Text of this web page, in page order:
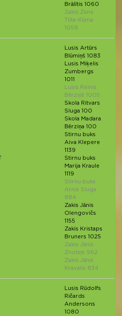
Brālītis 1060
Zakis Zane
Tilta-Kūma
1058
Lusis Artūrs
Blūmiņš 1083
Lusis Miķelis
Zumbergs
1011
Lusis Reinis
Bērziņš 1005
Skola Ritvars
Sluga 100
Skola Madara
Bērziņa 100
Stirnu buks
Aiva Klepere
1139
Stirnu buks
Marija Kraule
1119
Stirnu buks
Arnis Sluga
884
Zakis Jānis
Olengovičs
1155
Zakis Kristaps
Bruners 1025
Zakis Jānis
Znotiņš 962
Zakis Jānis
Kravalis 834
Lusis Rūdolfs
Ričards
Andersons
1080